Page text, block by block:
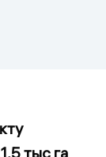
тыс га